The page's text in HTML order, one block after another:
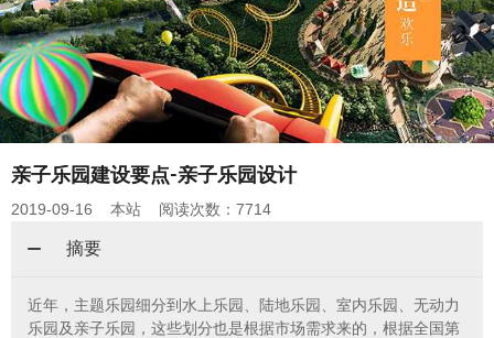
亲子乐园建设要点-亲子乐园设计
2019-09-16 本站 阅读次数：7714
摘要
近年，主题乐园细分到水上乐园、陆地乐园、室内乐园、无动力
乐园及亲子乐园，这些划分也是根据市场需求来的，根据全国第